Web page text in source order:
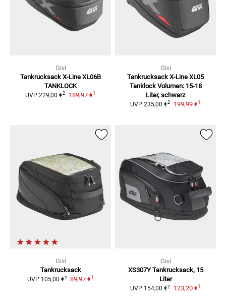
Givi
Tankrucksack X-Line XL06B
TANKLOCK
UVP 229,00 €2 189,97 €1
Givi
Tankrucksack X-Line XL05
Tanklock Volumen: 15-18
Liter, schwarz
UVP 235,00 €2 199,99 €1
Givi
Tankrucksack
UVP 105,00 €2 89,97 €1
Givi
XS307Y Tankrucksack, 15
Liter
UVP 154,00 €2 123,20 €1